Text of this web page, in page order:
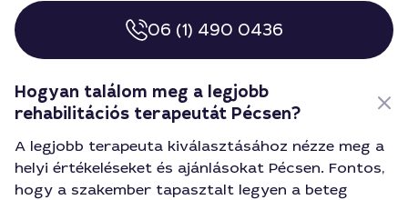
06 (1) 490 0436
Hogyan találom meg a legjobb
rehabilitációs terapeutát Pécsen?
A legjobb terapeuta kiválasztásához nézze meg a
helyi értékeléseket és ajánlásokat Pécsen. Fontos,
hogy a szakember tapasztalt legyen a beteg